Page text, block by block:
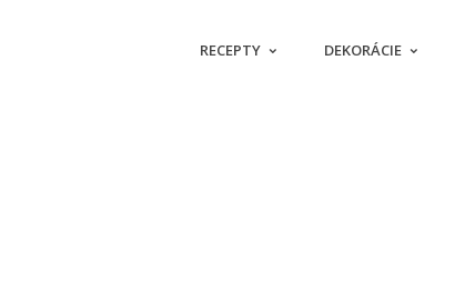
RECEPTY DEKORÁCIE